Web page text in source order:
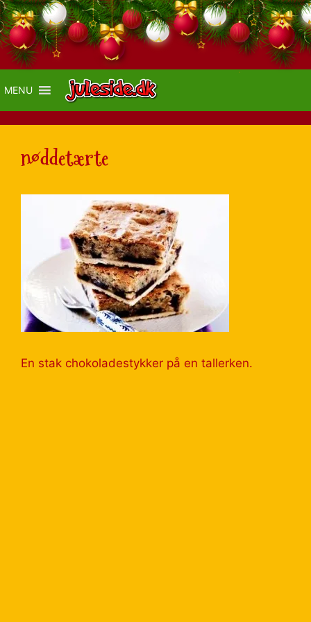
MENU
nøddetærte
En stak chokoladestykker på en tallerken.